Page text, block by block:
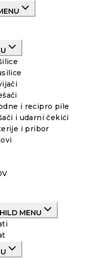
i recipro pile
i udarni čekići
i pribor
MENU